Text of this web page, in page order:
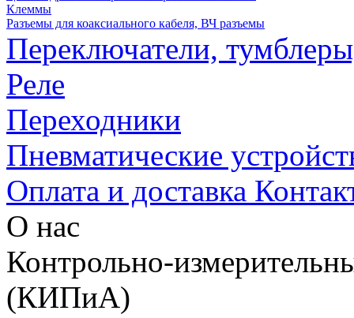
Клеммы
Разъемы для коаксиального кабеля, ВЧ разъемы
Переключатели,
Реле
Переходники
Пневматические
Оплата и доставка
О нас
Контрольно-
(КИПиА)